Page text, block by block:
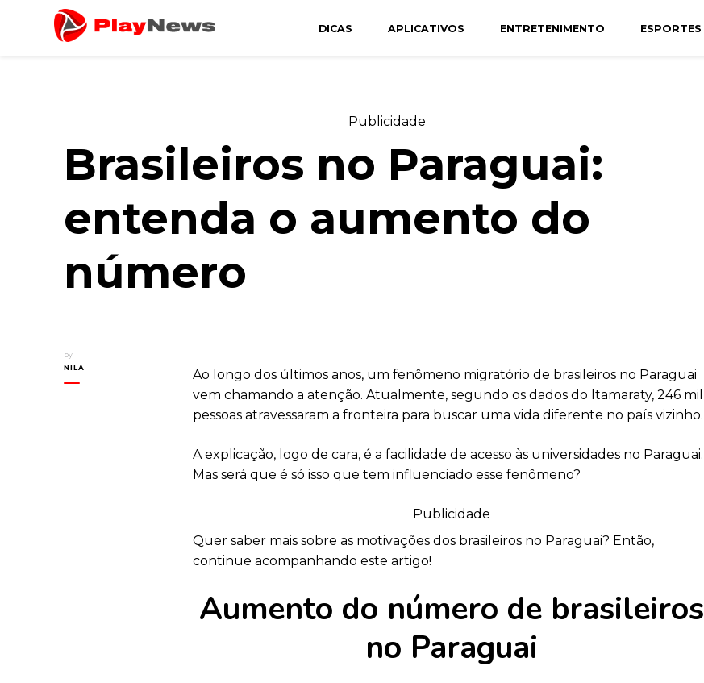
DICAS APLICATIVOS ENTRETENIMENTO ESPORTES
Publicidade
Brasileiros no Paraguai:
entenda o aumento do
número
by
NILA
Ao longo dos últimos anos, um fenômeno migratório de brasileiros no Paraguai
vem chamando a atenção. Atualmente, segundo os dados do Itamaraty, 246 mil
pessoas atravessaram a fronteira para buscar uma vida diferente no país vizinho.
A explicação, logo de cara, é a facilidade de acesso às universidades no Paraguai.
Mas será que é só isso que tem influenciado esse fenômeno?
Publicidade
Quer saber mais sobre as motivações dos brasileiros no Paraguai? Então,
continue acompanhando este artigo!
Aumento do número de brasileiros
no Paraguai